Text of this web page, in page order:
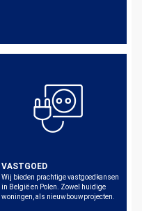
VASTGOED
Wij bieden prachtige vastgoedkansen
in België en Polen. Zowel huidige
woningen, als nieuwbouwprojecten.